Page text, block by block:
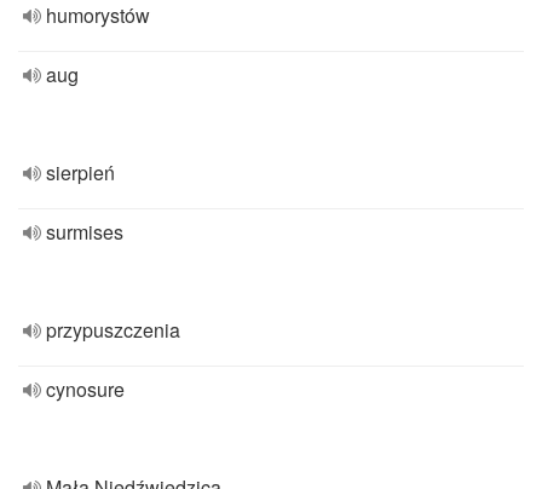
humorystów
aug
sierpień
surmises
przypuszczenia
cynosure